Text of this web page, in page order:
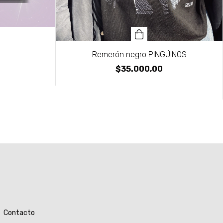
Remerón negro PINGÜINOS
$35.000,00
Contacto